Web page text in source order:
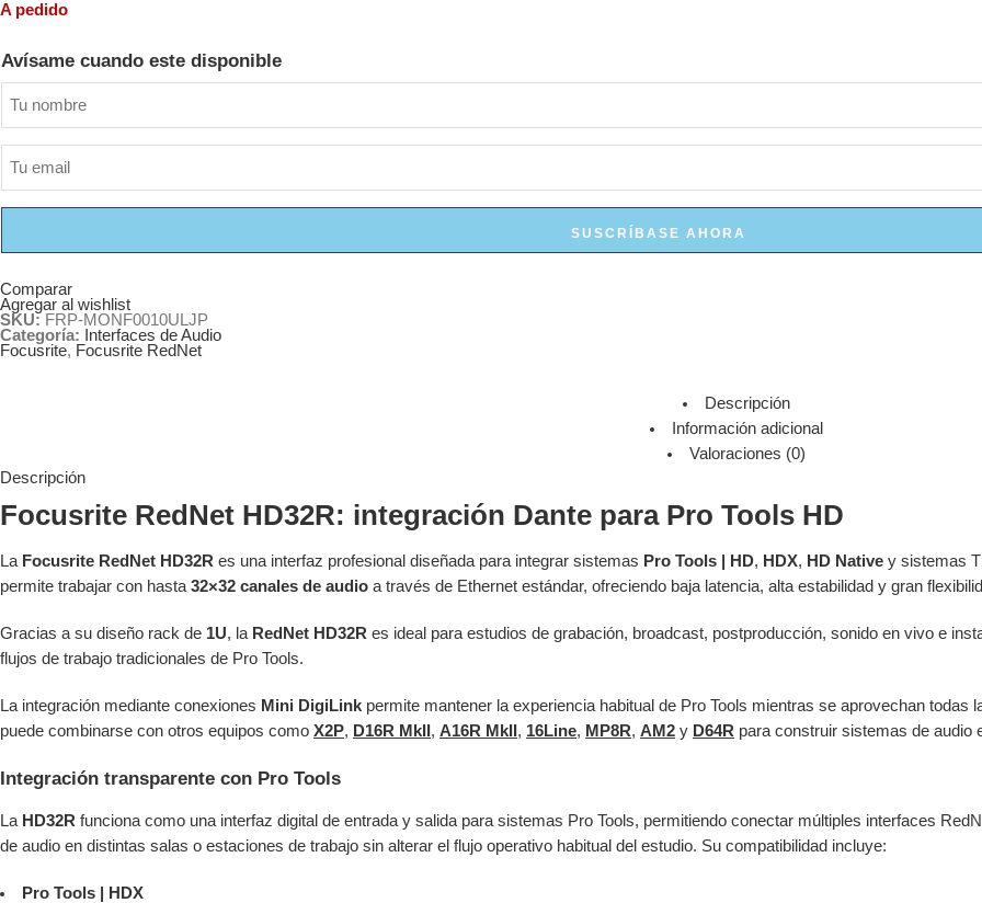
A pedido
Avísame cuando este disponible
SUSCRÍBASE AHORA
Comparar
Agregar al wishlist
SKU: FRP-MONF0010ULJP
Categoría:
Interfaces de Audio
Focusrite, Focusrite RedNet
Descripción
Información adicional
Valoraciones (0)
Descripción
Focusrite RedNet HD32R: integración Dante para Pro Tools HD
La Focusrite RedNet HD32R es una interfaz profesional diseñada para integrar sistemas Pro Tools | HD, HDX, HD Native y sistemas
permite trabajar con hasta 32×32 canales de audio a través de Ethernet estándar, ofreciendo baja latencia, alta estabilidad y gran
Gracias a su diseño rack de 1U, la RedNet HD32R es ideal para estudios de grabación, broadcast, postproducción, sonido en vivo e
flujos de trabajo tradicionales de Pro Tools.
La integración mediante conexiones Mini DigiLink permite mantener la experiencia habitual de Pro Tools mientras se aprovechan todas
puede combinarse con otros equipos como X2P, D16R MkII, A16R MkII, 16Line, MP8R, AM2 y D64R para construir sistemas de audio
Integración transparente con Pro Tools
La HD32R funciona como una interfaz digital de entrada y salida para sistemas Pro Tools, permitiendo conectar múltiples interfaces
de audio en distintas salas o estaciones de trabajo sin alterar el flujo operativo habitual del estudio. Su compatibilidad incluye:
Pro Tools | HDX